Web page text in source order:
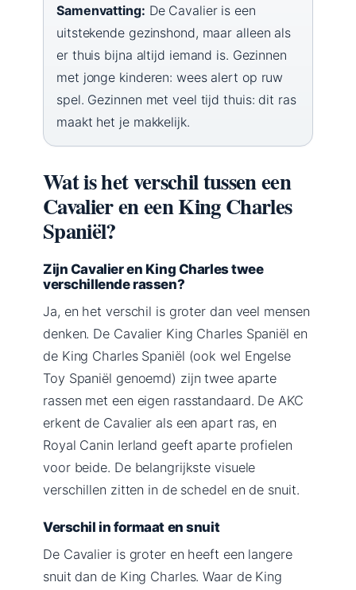
Samenvatting: De Cavalier is een
uitstekende gezinshond, maar alleen als
er thuis bijna altijd iemand is. Gezinnen
met jonge kinderen: wees alert op ruw
spel. Gezinnen met veel tijd thuis: dit ras
maakt het je makkelijk.
Wat is het verschil tussen een
Cavalier en een King Charles
Spaniël?
Zijn Cavalier en King Charles twee
verschillende rassen?
Ja, en het verschil is groter dan veel mensen
denken. De Cavalier King Charles Spaniël en
de King Charles Spaniël (ook wel Engelse
Toy Spaniël genoemd) zijn twee aparte
rassen met een eigen rasstandaard. De AKC
erkent de Cavalier als een apart ras, en
Royal Canin Ierland geeft aparte profielen
voor beide. De belangrijkste visuele
verschillen zitten in de schedel en de snuit.
Verschil in formaat en snuit
De Cavalier is groter en heeft een langere
snuit dan de King Charles. Waar de King